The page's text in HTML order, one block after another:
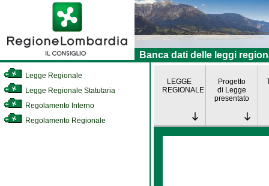
Banca dati delle leggi
Legge Regionale
Legge Regionale Statutaria
Regolamento Interno
Regolamento Regionale
LEGGE
REGIONALE
Progetto
di Legge
presentato